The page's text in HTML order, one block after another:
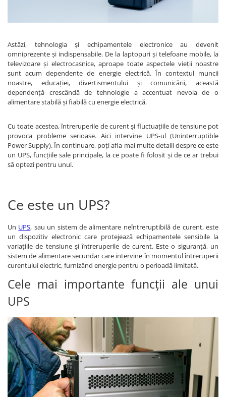
Redresoare auto, moto, barci si
stationare
Astăzi, tehnologia și echipamentele electronice au devenit
omniprezente și indispensabile. De la laptopuri și telefoane mobile, la
televizoare și electrocasnice, aproape toate aspectele vieții noastre
sunt acum dependente de energie electrică. În contextul muncii
noastre, educației, divertismentului și comunicării, această
dependență crescândă de tehnologie a accentuat nevoia de o
alimentare stabilă și fiabilă cu energie electrică.
Cu toate acestea, întreruperile de curent și fluctuațiile de tensiune pot
provoca probleme serioase. Aici intervine UPS-ul (Uninterruptible
Power Supply). În continuare, poți afla mai multe detalii despre ce este
un UPS, funcțiile sale principale, la ce poate fi folosit și de ce ar trebui
să optezi pentru unul.
Ce este un UPS?
Un UPS, sau un sistem de alimentare neîntreruptibilă de curent, este
un dispozitiv electronic care protejează echipamentele sensibile la
variațiile de tensiune și întreruperile de curent. Este o siguranță, un
sistem de alimentare secundar care intervine în momentul întreruperii
curentului electric, furnizând energie pentru o perioadă limitată.
Cele mai importante funcții ale unui
UPS